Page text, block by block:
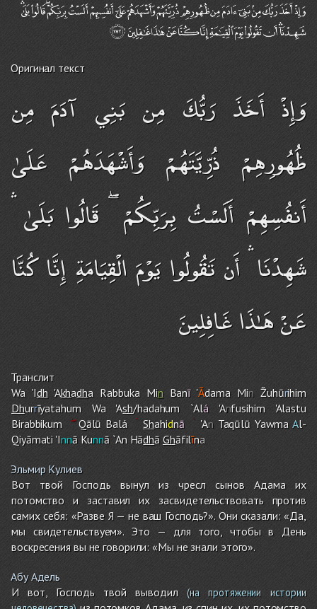
Оригинал текст
وَإِذْ أَخَذَ رَبُّكَ مِن بَنِي آدَمَ مِن
ظُهُورِهِمْ ذُرِّيَّتَهُمْ وَأَشْهَدَهُمْ عَلَىٰ
أَنفُسِهِمْ أَلَسْتُ بِرَبِّكُمْ ۖ قَالُوا بَلَىٰ ۛ
شَهِدْنَا ۛ أَن تَقُولُوا يَوْمَ الْقِيَامَةِ إِنَّا كُنَّا
عَنْ هَـٰذَا غَافِلِينَ
Транслит
Wa 'Idh'Akhadha Rabbuka MinBanī'Ādama MinŽuhūrihim
DhurrīyatahumWa 'Ash/hadahum `Alá'Anfusihim'Alastu
Birabbikum Qālū Balá Shahidnā 'An Taqūlū Yawma Al-
Qiyāmati 'Innā Kunnā `An Hādhā Ghāfilīna
Эльмир Кулиев
Вот твой Господь вынул из чресл сынов Адама их
потомство и заставил их засвидетельствовать против
самих себя: «Разве Я — не ваш Господь?». Они сказали: «Да,
мы свидетельствуем». Это — для того, чтобы в День
воскресения вы не говорили: «Мы не знали этого».
Абу Адель
И вот, Господь твой выводил(на протяжении истории